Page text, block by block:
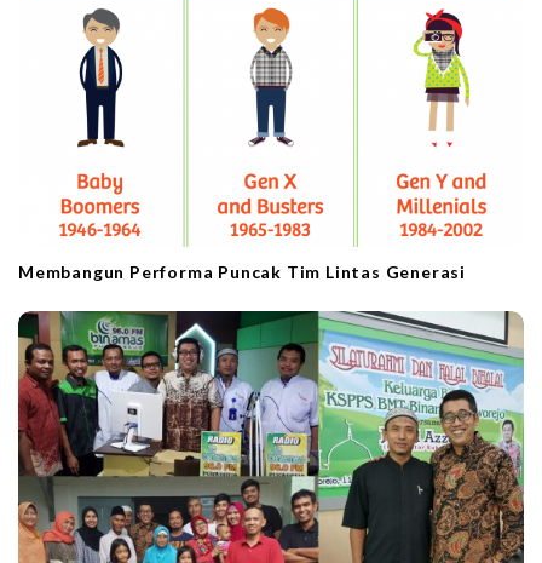
Membangun Performa Puncak Tim Lintas Generasi